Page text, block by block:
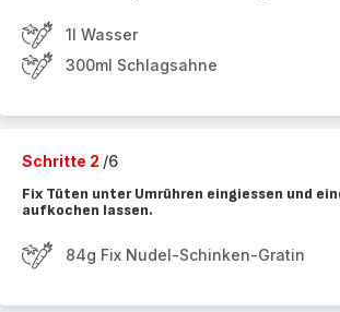
1l Wasser
300ml Schlagsahne
Schritte 2 /6
Fix Tüten unter Umrühren eingiessen und
aufkochen lassen.
84g Fix Nudel-Schinken-Gratin